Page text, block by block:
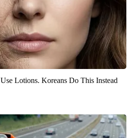
Lotions. Koreans Do This Instead